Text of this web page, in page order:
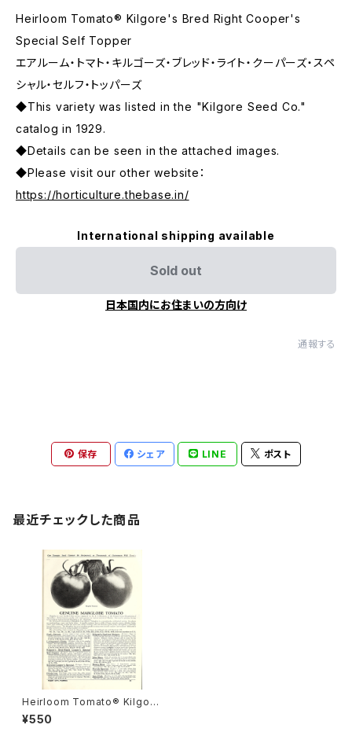
Heirloom Tomato® Kilgore's Bred Right Cooper's
Special Self Topper
エアルーム・トマト・キルゴーズ・ブレッド・ライト・クーパーズ・スペ
シャル・セルフ・トッパーズ
◆This variety was listed in the "Kilgore Seed Co."
catalog in 1929.
◆Details can be seen in the attached images.
◆Please visit our other website：
https://horticulture.thebase.in/
International shipping available
Sold out
日本国内にお住まいの方向け
通報する
保存 シェア LINE ポスト
最近チェックした商品
Heirloom Tomato® Kilgor
e's Bred Right Cooper's S
pecial Self Topper エアルー
¥550